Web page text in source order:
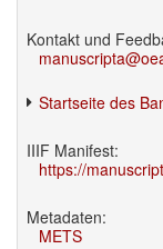
Kontakt und
Startseite des
IIIF Manifest:
https://
Metadaten:
METS